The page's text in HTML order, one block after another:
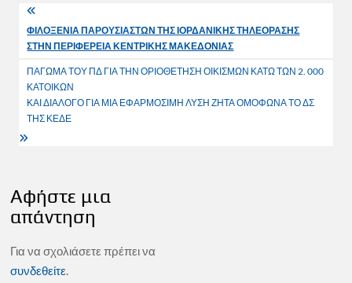
Πλοήγηση
άρθρων
ΦΙΛΟΞΕΝΙΑ ΠΑΡΟΥΣΙΑΣΤΩΝ ΤΗΣ ΙΟΡΔΑΝΙΚΗΣ ΤΗΛΕΟΡΑΣΗΣ
ΣΤΗΝ ΠΕΡΙΦΕΡΕΙΑ ΚΕΝΤΡΙΚΗΣ ΜΑΚΕΔΟΝΙΑΣ
ΠΑΓΩΜΑ ΤΟΥ ΠΔ ΓΙΑ ΤΗΝ ΟΡΙΟΘΕΤΗΣΗ ΟΙΚΙΣΜΩΝ ΚΑΤΩ ΤΩΝ 2. 000
ΚΑΤΟΙΚΩΝ
ΚΑΙ ΔΙΑΛΟΓΟ ΓΙΑ ΜΙΑ ΕΦΑΡΜΟΣΙΜΗ ΛΥΣΗ ΖΗΤΑ ΟΜΟΦΩΝΑ ΤΟ ΔΣ
ΤΗΣ ΚΕΔΕ
Αφήστε μια
απάντηση
Για να σχολιάσετε πρέπει να
συνδεθείτε.